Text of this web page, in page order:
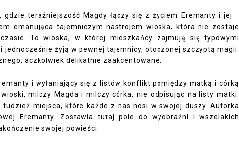
gdzie teraźniejszość Magdy łączy się z życiem Eremanty i jej
emanująca tajemniczym nastrojem wioska, która nie zostaje
To wioska, w której mieszkańcy zajmują się typowymi
żyją w pewnej tajemnicy, otoczonej szczyptą magii.
aczkolwiek delikatnie zaakcentowane.
i wyłaniający się z listów konflikt pomiędzy matką i córką
milczy Magda i milczy córka, nie odpisując na listy matki.
miejsca, które każde z nas nosi w swojej duszy. Autorka
Eremanty. Zostawia tutaj pole do wyobraźni i wszelakich
swojej powieści.